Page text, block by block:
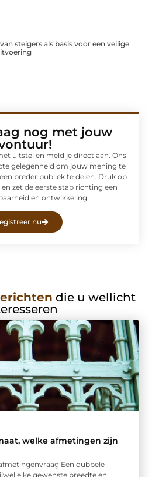
steigers als basis voor een veilige
nog met jouw
uitstel en meld je direct aan. Ons
gelegenheid om jouw mening te
breder publiek te delen. Druk op
en zet de eerste stap richting een
en ontwikkeling.
nu
die u wellicht
welke afmetingen zijn
Een dubbele
elke gewenste breedte en